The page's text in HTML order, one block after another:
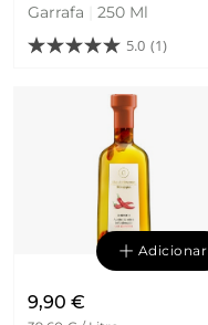
Garrafa
250 Ml
5.0 (1)
Adicionar
9,90 €